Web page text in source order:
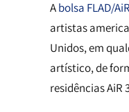
Abolsa FLAD/
artistas
Unidos, em
artístico, de
residências AiR